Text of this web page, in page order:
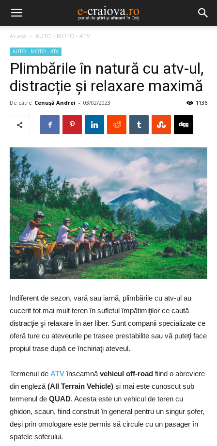
Acasă AUTO - MOTO - ATV
AUTO - MOTO - ATV
Plimbările în natură cu atv-ul,
distracție şi relaxare maximă
De către Cenuşă Andrei - 03/02/2023 1136
Indiferent de sezon, vară sau iarnă, plimbările cu atv-ul au
cucerit tot mai mult teren în sufletul împătimiţilor ce caută
distracţie şi relaxare în aer liber. Sunt companii specializate ce
oferă ture cu ateveurile pe trasee prestabilite sau vă puteţi face
propiul trase după ce închiriaţi ateveul.
Termenul de ATV înseamnă vehicul off-road fiind o abreviere
din engleză (All Terrain Vehicle) și mai este cunoscut sub
termenul de QUAD. Acesta este un vehicul de teren cu
ghidon, scaun, fiind construit în general pentru un singur șofer,
deși prin omologare este permis să circule cu un pasager în
spatele șoferului.